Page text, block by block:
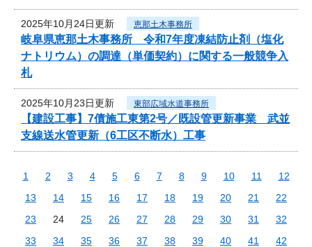
2025年10月24日更新 恵那土木事務所
岐阜県恵那土木事務所 令和7年度凍結防止剤（塩化
ナトリウム）の調達（単価契約）に関する一般競争入
札
2025年10月23日更新 東部広域水道事務所
【建設工事】7債施工東第2号／既設管更新事業 武並
支線送水管更新（6工区不断水）工事
1 2 3 4 5 6 7 8 9 10 11
12
13
14 15 16 17 18 19 20 21
22
23
24 25 26 27 28 29 30 31
32
33
34 35 36 37 38 39 40 41
42